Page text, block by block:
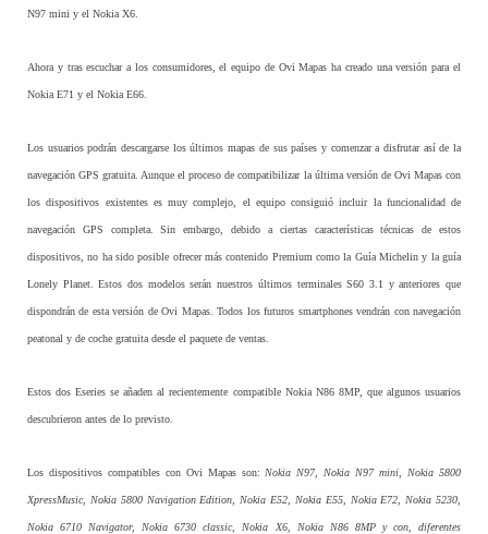
N97 mini y el Nokia X6.
Ahora y tras escuchar a los consumidores, el equipo de Ovi Mapas ha creado una versión para el
Nokia E71 y el Nokia E66.
Los usuarios podrán descargarse los últimos mapas de sus países y comenzar a disfrutar así de la
navegación GPS gratuita. Aunque el proceso de compatibilizar la última versión de Ovi Mapas con
los dispositivos existentes es muy complejo, el equipo consiguió incluir la funcionalidad de
navegación GPS completa. Sin embargo, debido a ciertas características técnicas de estos
dispositivos, no ha sido posible ofrecer más contenido Premium como la Guía Michelin y la guía
Lonely Planet. Estos dos modelos serán nuestros últimos terminales S60 3.1 y anteriores que
dispondrán de esta versión de Ovi Mapas. Todos los futuros smartphones vendrán con navegación
peatonal y de coche gratuita desde el paquete de ventas.
Estos dos Eseries se añaden al recientemente compatible Nokia N86 8MP, que algunos usuarios
descubrieron antes de lo previsto.
Los dispositivos compatibles con Ovi Mapas son:Nokia N97, Nokia N97 mini, Nokia 5800
XpressMusic, Nokia 5800 Navigation Edition, Nokia E52, Nokia E55, Nokia E72, Nokia 5230,
Nokia 6710 Navigator, Nokia 6730 classic, Nokia X6, Nokia N86 8MP y con, diferentes